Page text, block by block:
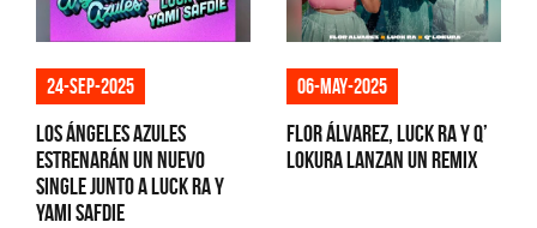
24-sep-2025
Los Ángeles Azules
estrenarán un nuevo
single junto a Luck Ra y
Yami Safdie
06-may-2025
Flor Álvarez, Luck Ra y Q’
Lokura lanzan un remix